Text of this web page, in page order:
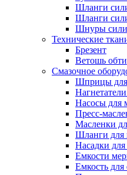
Шланги
Шланги
Шнуры
Технические
Брезент
Ветошь
Смазочное
Шприцы для
Насосы для
Пресс-
Масленки
Шланги для
Насадки
Емкости
Емкость для